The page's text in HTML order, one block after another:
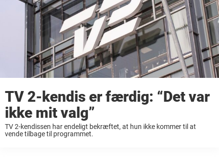
TV 2-kendis er færdig: “Det var
ikke mit valg”
TV 2-kendissen har endeligt bekræftet, at hun ikke kommer til at
vende tilbage til programmet.